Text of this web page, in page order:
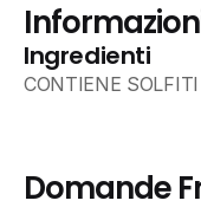
Ingredienti
CONTIENE SOLFITI
Domande